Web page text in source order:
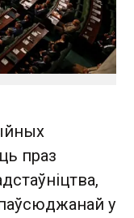
праз
у